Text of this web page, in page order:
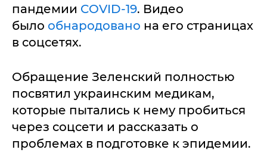
пандемии COVID-19. Видео
было обнародовано на его страницах
в соцсетях.
Обращение Зеленский полностью
посвятил украинским медикам,
которые пытались к нему пробиться
через соцсети и рассказать о
проблемах в подготовке к эпидемии.